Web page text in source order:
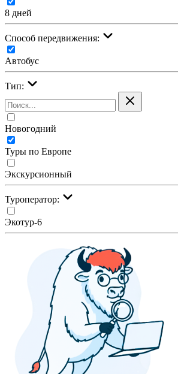
8 дней
Cпособ передвижения:
Автобус
Тип:
Новогодний
Туры по Европе
Экскурсионный
Туроператор:
Экотур-6